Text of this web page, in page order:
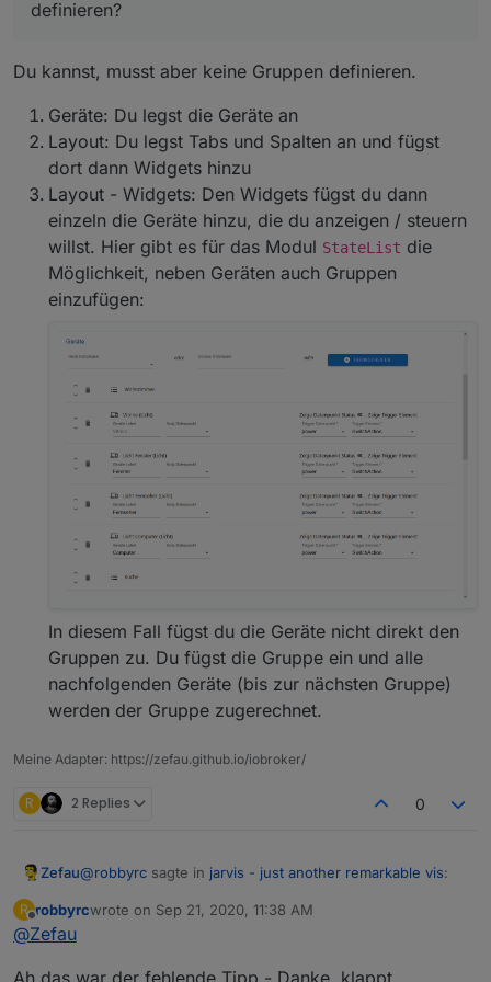
Siehe
Die Konfiguration von Modulen kann frei angeordnet
werden.
Nachfolgend einige Impressionen / Beispiele:
Users
@braindead:https://forum.iobroker.net/post/490283
@JackDaniel:https://forum.iobroker.net/post/490928
Mooo https://forum.iobroker.net/post/493843
Screencast / Video
Screenshots
definieren?
Du kannst, musst aber keine Gruppen definieren.
Geräte: Du legst die Geräte an
Layout: Du legst Tabs und Spalten an und fügst
dort dann Widgets hinzu
Layout - Widgets: Den Widgets fügst du dann
einzeln die Geräte hinzu, die du anzeigen / steuern
willst. Hier gibt es für das Modul StateList die
Möglichkeit, neben Geräten auch Gruppen
einzufügen:
In diesem Fall fügst du die Geräte nicht direkt den
Gruppen zu. Du fügst die Gruppe ein und alle
nachfolgenden Geräte (bis zur nächsten Gruppe)
werden der Gruppe zugerechnet.
Meine Adapter: https://zefau.github.io/iobroker/
R 2 Replies 0
Zefau@robbyrc sagte in jarvis - just another remarkable vis:
definieren?
Du kannst, musst aber keine Gruppen definieren.
R
Offline
robbyrcwrote on Sep 21, 2020, 11:38 AM
last edited by
@Zefau